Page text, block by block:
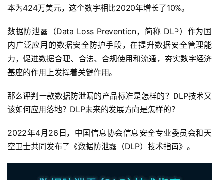
本为424万美元，这个数字相比2020年增长了10%。
数据防泄露（Data Loss Prevention，简称 DLP）作为国
内广泛应用的数据安全防护手段，在提升数据安全管理能
力，促进数据合理、合法、合规使用和流通，夯实数字经济
基座的作用上发挥着关键作用。
那么评判一款数据防泄漏的产品标准是怎样的？DLP技术又
该如何应用落地？DLP未来的发展方向是怎样的？
2022年4月26日，中国信息协会信息安全专业委员会和天
空卫士共同发布了《数据防泄露（DLP）技术指南》。